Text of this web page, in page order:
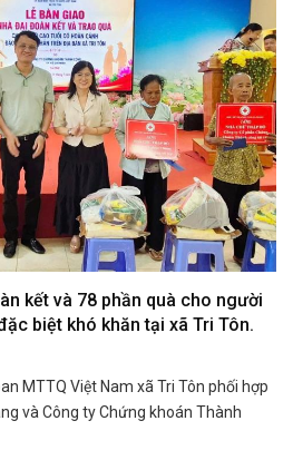
kết và 78 phần quà cho người
biệt khó khăn tại xã Tri Tôn.
MTTQ Việt Nam xã Tri Tôn phối hợp
và Công ty Chứng khoán Thành